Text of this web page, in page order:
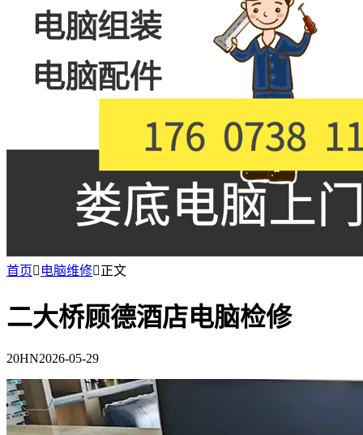
首页 电脑维修正文
二大桥顾德酒店电脑检修
20HN2026-05-29